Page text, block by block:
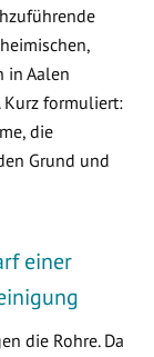
in Aalen
Kurz formuliert:
die
Grund und
einer
die Rohre. Da